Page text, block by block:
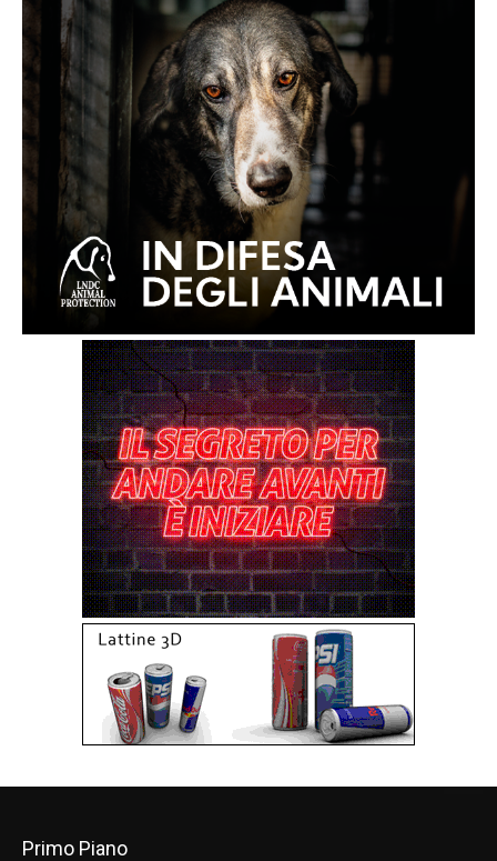
Primo Piano